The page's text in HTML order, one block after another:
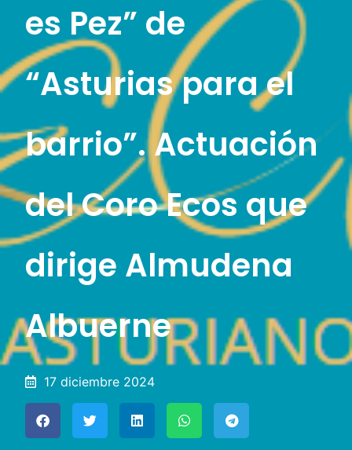
es Pez” de
“Asturias para el
barrio”. Actuación
del Coro Ecos que
dirige Almudena
Albuerne
17 diciembre 2024